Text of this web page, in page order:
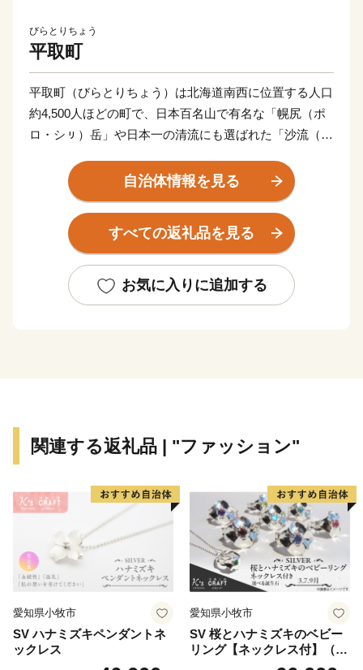
びらとりちょう
平取町
平取町（びらとりちょう）は北海道南西に位置する人口
約4,500人ほどの町で、日本百名山で有名な「幌尻（ポ
ロ・シㇼ）岳」や日本一の清流にも選ばれた「沙流（さ
るまちです。
雄大な沙流川に育まれた自然環境では、出荷量全道一の
出荷量を誇る「びらとりトマト」を使った「ニㇱパの恋
牛の「びらとり和牛」、ゆめぴりかコンテストで最高金
賞を受賞した「ゆめぴりか」など全国に誇れる逸品が揃
間「二風谷コタン」があります。2019年4月にはアイヌ
レㇱパ」がオープンしました。その他にも、野生の「す
ずらん」が日本一の広さで咲き誇るすずらん群生地、義
経の御神像が安置され祭られている「義経神社」やアイ
ヌ民族から判官カムイとして親しまれた義経にまつわる
資料を展示している「義経資料館」、オートキャンプ場
「ニセウエコランドキャンプ場」、北海道内でも数少な
い炭酸泉を楽しめ館内にはレストランやお土産コーナー
自治体情報を見る
すべての返礼品を見る
お気に入りに追加する
関連する返礼品 | "ファッション"
愛知県小牧市
SV ハナミズキペンダントネ
ックレス
愛知県小牧市
SV 桜とハナミズキのベビー
リング【ネックレス付】（3.